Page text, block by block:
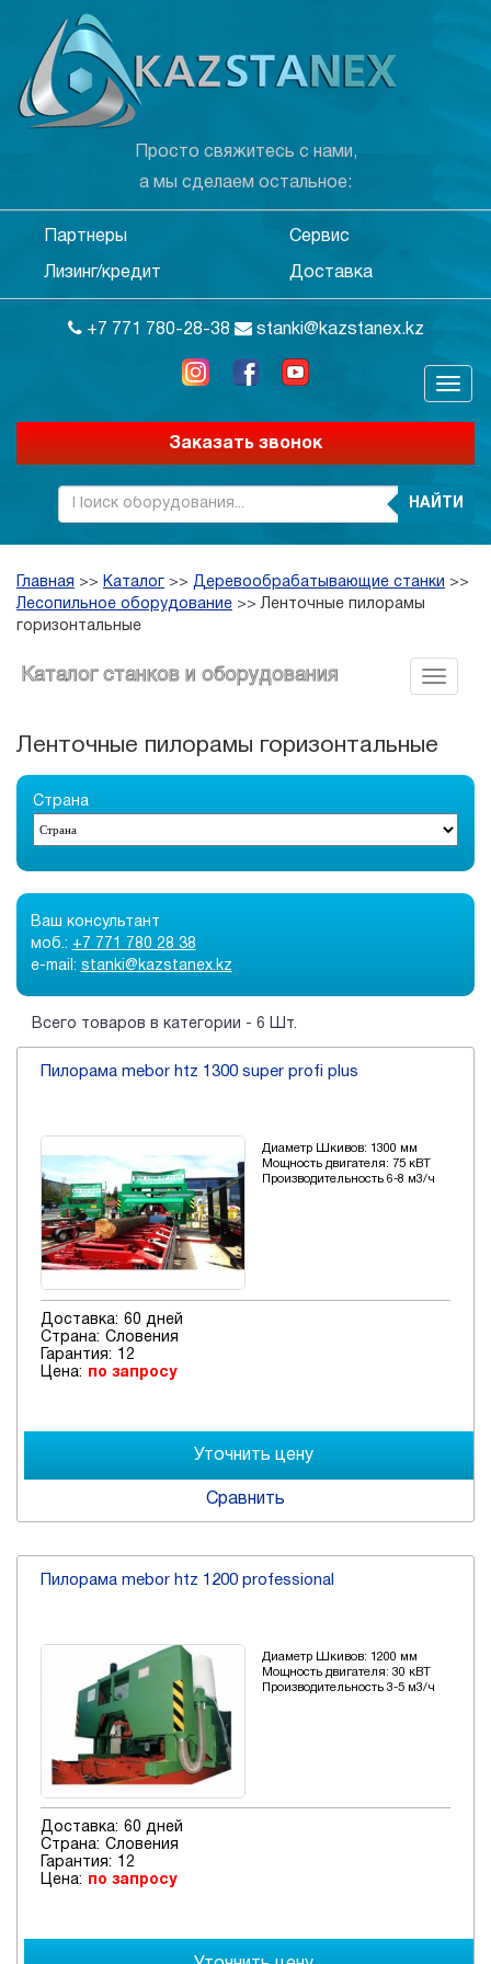
Просто свяжитесь с нами,
а мы сделаем остальное:
Партнеры Сервис
Лизинг/кредит Доставка
+7 771 780-28-38 stanki@kazstanex.kz
Заказать звонок
НАЙТИ
Главная >> Каталог >> Деревообрабатывающие станки >>
Лесопильное оборудование >>Ленточные пилорамы
горизонтальные
Каталог станков и оборудования
Ленточные пилорамы горизонтальные
Страна
Ваш консультант
моб.: +7 771 780 28 38
e-mail: stanki@kazstanex.kz
Всего товаров в категории - 6 Шт.
Пилорама mebor htz 1300 super profi plus
Диаметр Шкивов: 1300 мм
Мощность двигателя: 75 кВТ
Производительность 6-8 м3/ч
Доставка: 60 дней
Страна: Словения
Гарантия: 12
Цена: по запросу
Сравнить
Пилорама mebor htz 1200 professional
Диаметр Шкивов: 1200 мм
Мощность двигателя: 30 кВТ
Производительность 3-5 м3/ч
Доставка: 60 дней
Страна: Словения
Гарантия:
12
Цена:
по запросу